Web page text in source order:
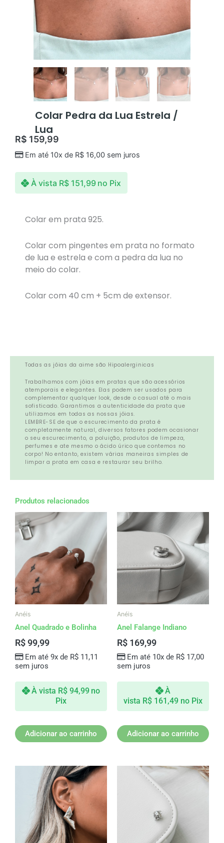
Colar Pedra da Lua Estrela /
Lua
R$ 159,99
Em até 10x de R$16,00sem juros
À vista R$151,99 no Pix
Colar em prata 925.
Colar com pingentes em prata no formato
de lua e estrela e com a pedra da lua no
meio do colar.
Colar com 40 cm + 5cm de extensor.
Todas as jóias da aime são Hipoalerginicas
Trabalhamos com jóias em pratas que são acessórios
atemporais e elegantes. Elas podem ser usados para
complementar qualquer look, desde o casual até o mais
sofisticado. Garantimos a autenticidade da prata que
utilizamos em todas as nossas jóias.
LEMBRE-SE de que o escurecimento da prata é
completamente natural, diversos fatores podem ocasionar
o seu escurecimento, a poluição, produtos de limpeza,
perfumes e ate mesmo o ácido úrico que contemos no
corpo! No entanto, existem várias maneiras simples de
limpar a prata em casa e restaurar seu brilho.
Produtos relacionados
Anéis
Anel Quadrado e Bolinha
R$99,99
Em até 9x de R$11,11
sem juros
À vista R$94,99 no
Pix
Adicionar ao carrinho
Anéis
Anel Falange Indiano
R$ 169,99
Em até 10x de R$17,00
sem juros
À
vista R$ 161,49 no Pix
Adicionar ao carrinho